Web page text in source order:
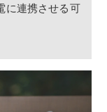
に連携させる可